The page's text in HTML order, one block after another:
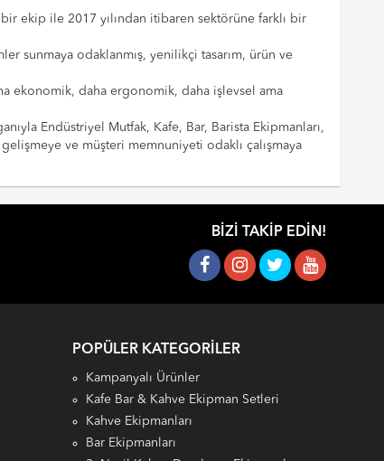
ekip ile 2017 yılından itibaren sektörüne farklı bir
sunmaya odaklanmış, yenilikçi tasarım, ürün ve
ekonomik, daha ergonomik, daha işlevsel ama
Endüstriyel Mutfak, Kafe, Bar, Barista Ekipmanları,
ve müşteri memnuniyeti odaklı çalışmaya
BIZI TAKIP EDIN!
POPÜLER KATEGORILER
Kampanyalı Ürünler
Kafe Bar & Kahve Ekipman Setleri
Kahve Ekipmanları
Bar Ekipmanları